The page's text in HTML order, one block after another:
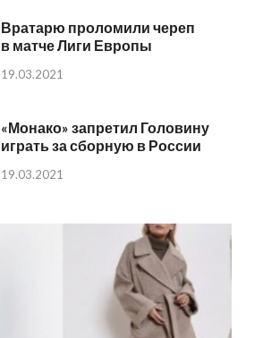
Вратарю проломили череп
в матче Лиги Европы
19.03.2021
«Монако» запретил Головину
играть за сборную в России
19.03.2021